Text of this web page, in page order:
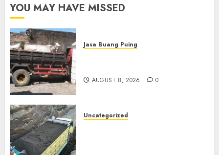
YOU MAY HAVE MISSED
Jasa Buang Puing
AUGUST 8, 2026 0
Uncategorized